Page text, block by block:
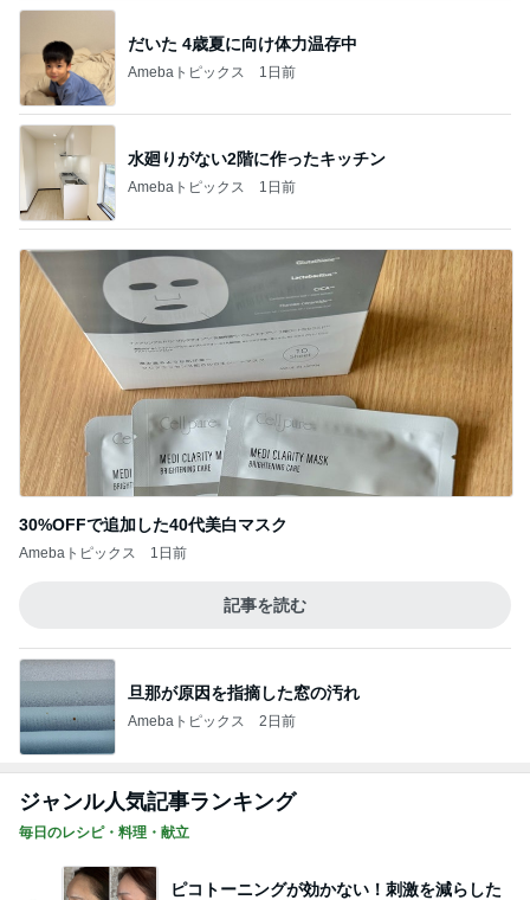
だいた 4歳夏に向け体力温存中
Amebaトピックス 1日前
水廻りがない2階に作ったキッチン
Amebaトピックス 1日前
30%OFFで追加した40代美白マスク
Amebaトピックス 1日前
記事を読む
旦那が原因を指摘した窓の汚れ
Amebaトピックス 2日前
ジャンル人気記事ランキング
毎日のレシピ・料理・献立
ピコトーニングが効かない！刺激を減らした